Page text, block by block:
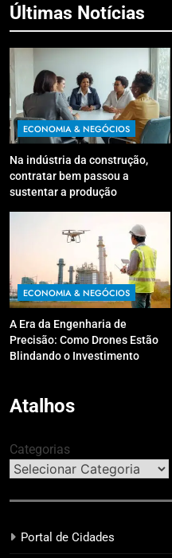
Últimas Notícias
ECONOMIA & NEGÓCIOS
Na indústria da construção,
contratar bem passou a
sustentar a produção
ECONOMIA & NEGÓCIOS
A Era da Engenharia de
Precisão: Como Drones Estão
Blindando o Investimento
Atalhos
Categorias
Portal de Cidades